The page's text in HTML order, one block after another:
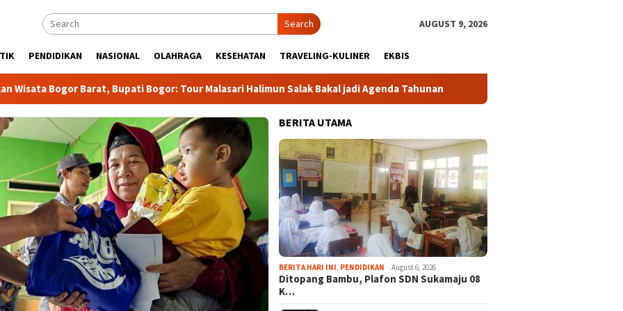
Search AUGUST 9, 2026
PENDIDIKAN NASIONAL OLAHRAGA KESEHATAN TRAVELING-KULINER EKBIS
Barat, Bupati Bogor: Tour Malasari Halimun Salak Bakal jadi Agenda Tahunan Gabpeknas Dukung Ridwan Rusliadi Jadi
BERITA UTAMA
BERITA HARI INI PENDIDIKAN August 6, 2026
Ditopang Bambu, Plafon SDN Sukamaju 08
K…